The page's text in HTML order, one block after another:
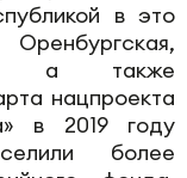
в это
а также
нацпроекта
в 2019 году
более